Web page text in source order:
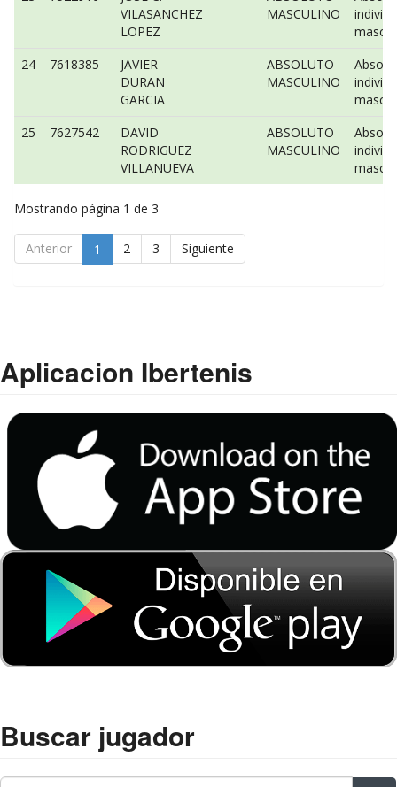
VILASANCHEZ
LOPEZ
MASCULINO
24
7618385
JAVIER
DURAN
GARCIA
ABSOLUTO
MASCULINO
25
7627542
DAVID
RODRIGUEZ
VILLANUEVA
ABSOLUTO
MASCULINO
Mostrando página 1 de 3
Anterior 1 2 3 Siguiente
Aplicacion Ibertenis
Buscar jugador